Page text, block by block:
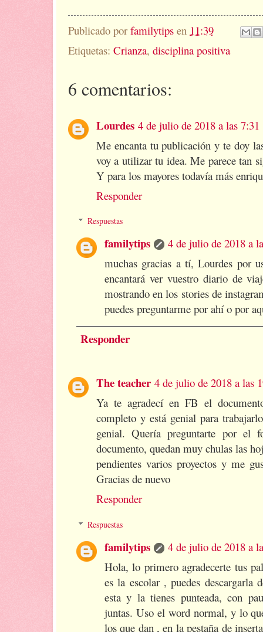
Publicado por familytips en 11:39
Etiquetas: Crianza, disciplina positiva
6 comentarios:
Lourdes 4 de julio de 2018 a las 7:31
Me encanta tu publicación y te doy
voy a utilizar tu idea. Me parece tan
Y para los mayores todavía más
Responder
Respuestas
familytips
4 de julio de 2018 a
muchas gracias a tí, Lourdes por
encantará ver vuestro diario de
mostrando en los stories de
puedes preguntarme por ahí o por
Responder
The teacher 4 de julio de 2018 a las
Ya te agradecí en FB el
completo y está genial para
genial. Quería preguntarte por el
documento, quedan muy chulas las
pendientes varios proyectos y me
Gracias de nuevo
Responder
Respuestas
familytips
4 de julio de 2018 a
Hola, lo primero agradecerte tus
es la escolar , puedes descargarla
esta y la tienes punteada, con
juntas. Uso el word normal, y lo
los que dan , en la pestaña de